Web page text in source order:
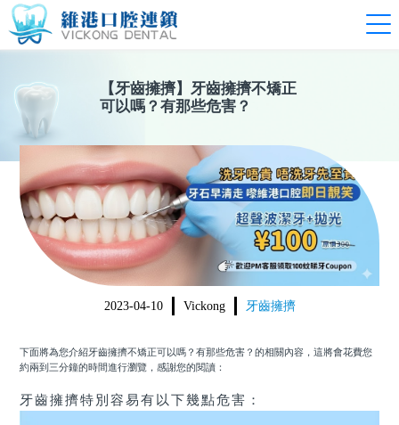
【 牙齒擁擠】
牙齒擁擠不矯正
可以嗎？有那些危害？
2023-04-10 Vickong 牙齒擁擠
下面將為您介紹牙齒擁擠不矯正可以嗎？有那些危害？的相關內容，這將會花費您
約兩到三分鐘的時間進行瀏覽，感謝您的閱讀：
牙齒擁擠特別容易有以下幾點危害：